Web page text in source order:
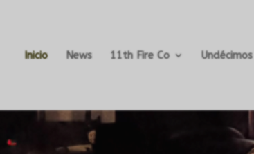
Inicio News 11th Fire Co Undécimos